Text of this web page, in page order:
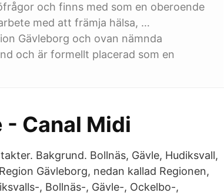
och finns med som en oberoende
med att främja hälsa, …
Gävleborg och ovan nämnda
och är formellt placerad som en
- Canal Midi
Bakgrund. Bollnäs, Gävle, Hudiksvall,
Gävleborg, nedan kallad Regionen,
, Bollnäs-, Gävle-, Ockelbo-,